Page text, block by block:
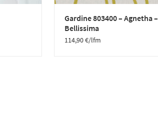
Gardine 803400 – Agnetha –
Bellissima
114,90€/lfm